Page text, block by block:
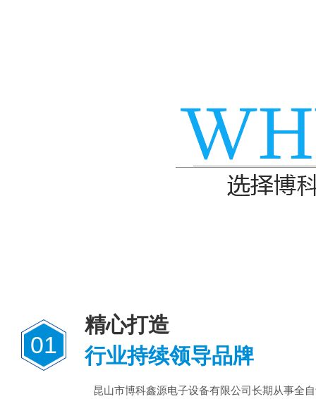
01
精心打造
行业持续领导品牌
昆山市博科鑫源电子设备有限公司长期从事全